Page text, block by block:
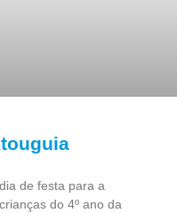
de festa para a
do 4º ano da